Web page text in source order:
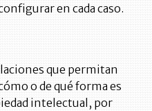
en cada caso.
que permitan
o de qué forma es
intelectual, por